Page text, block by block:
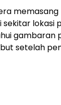
sekitar lokasi
gambaran
setelah